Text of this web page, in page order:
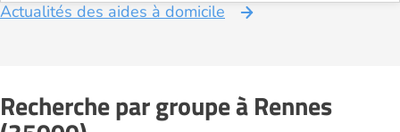
Actualités des aides à domicile
Recherche par groupe à Rennes